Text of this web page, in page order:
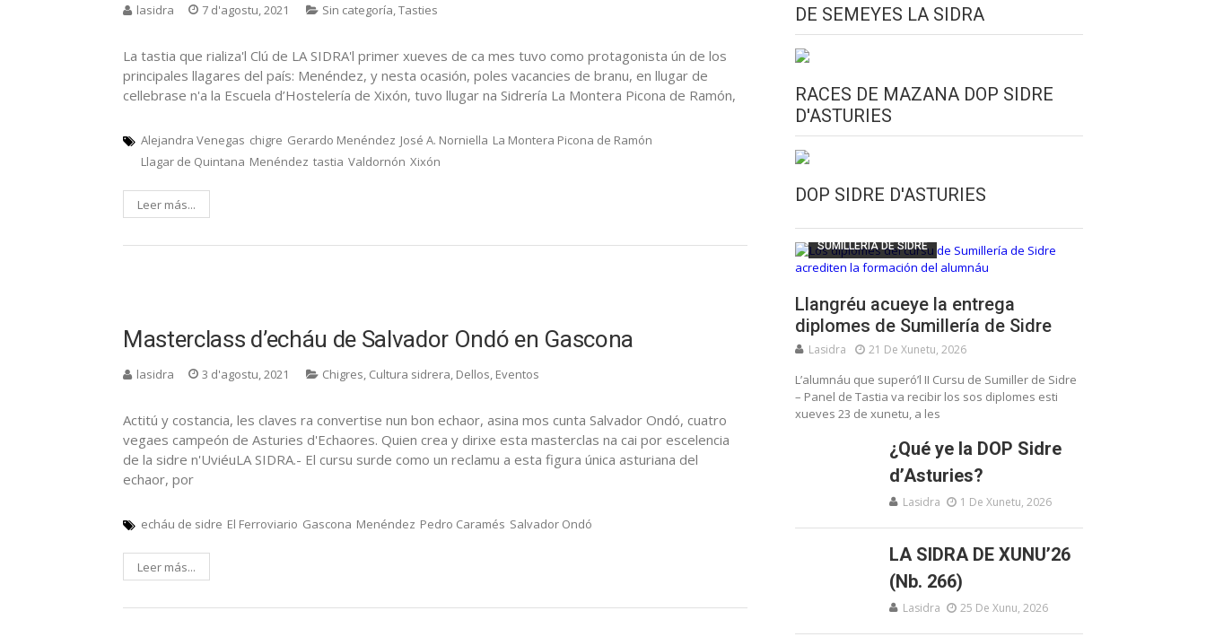
lasidra 7 d'agostu, 2021 Sin categoría,Tasties
La tastia que rializa'l Clú de LA SIDRA'l primer xueves de ca mes tuvo como protagonista ún de los
principales llagares del país: Menéndez, y nesta ocasión, poles vacancies de branu, en llugar de
cellebrase n'a la Escuela d’Hostelería de Xixón, tuvo llugar na Sidrería La Montera Picona de Ramón,
Alejandra Venegas chigre Gerardo Menéndez José A. Norniella La Montera Picona de Ramón
Llagar de Quintana Menéndez tastia Valdornón Xixón
Leer más...
Masterclass d’echáu de Salvador Ondó en Gascona
lasidra 3 d'agostu, 2021 Chigres, Cultura sidrera, Dellos, Eventos
Actitú y costancia, les claves ra convertise nun bon echaor, asina mos cunta Salvador Ondó, cuatro
vegaes campeón de Asturies d'Echaores. Quien crea y dirixe esta masterclas na cai por escelencia
de la sidre n'UviéuLA SIDRA.- El cursu surde como un reclamu a esta figura única asturiana del
echaor, por
echáu de sidre El Ferroviario Gascona Menéndez Pedro Caramés Salvador Ondó
Leer más...
DE SEMEYES LA SIDRA
RACES DE MAZANA DOP SIDRE
D'ASTURIES
DOP SIDRE D'ASTURIES
ESCUELA DE SUMILLERÍA DE LA SIDRE
SUMILLERÍA DE SIDRE
Llangréu acueye la entrega
diplomes de Sumillería de Sidre
Lasidra 21 De Xunetu, 2026
L’alumnáu que superó’l II Cursu de Sumiller de Sidre
– Panel de Tastia va recibir los sos diplomes esti
xueves 23 de xunetu, a les
¿Qué ye la DOP Sidre
d’Asturies?
Lasidra 1 De Xunetu, 2026
LA SIDRA DE XUNU’26
(Nb. 266)
Lasidra 25 De Xunu, 2026